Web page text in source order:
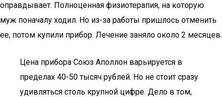
оправдывает. Полноценная физиотерапия, на которую
муж поначалу ходил. Но из-за работы пришлось отменить
ее, потом купили прибор. Лечение заняло около 2 месяцев.
Цена прибора Союз Аполлон варьируется в
пределах 40-50 тысяч рублей. Но не стоит сразу
удивляться столь крупной цифре. Дело в том,